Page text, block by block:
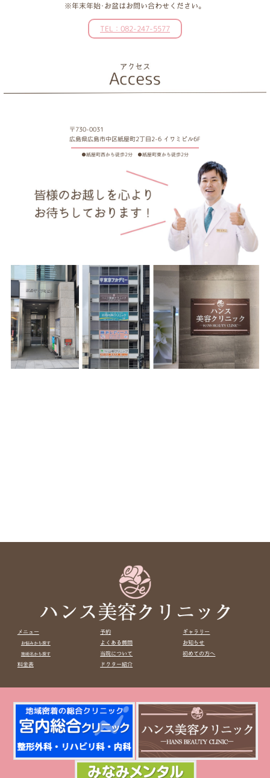
※年末年始･お盆はお問い合わせください。
TEL：082-247-5577
〒730-0031
広島県広島市中区紙屋町2丁目2-6 イワミビル6F
●紙屋町西から徒歩2分 ●紙屋町東から徒歩2分
メニュー
お悩みから探す
施術名から探す
料金表
予約
よくある質問
当院について
ドクター紹介
ギャラリー
お知らせ
初めての方へ